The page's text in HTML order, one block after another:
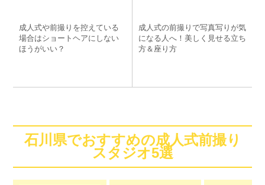
成人式や前撮りを控えている
場合はショートヘアにしない
ほうがいい？
成人式の前撮りで写真写りが気
になる人へ！美しく見せる立ち
方＆座り方
石川県でおすすめの成人式前撮り
スタジオ5選